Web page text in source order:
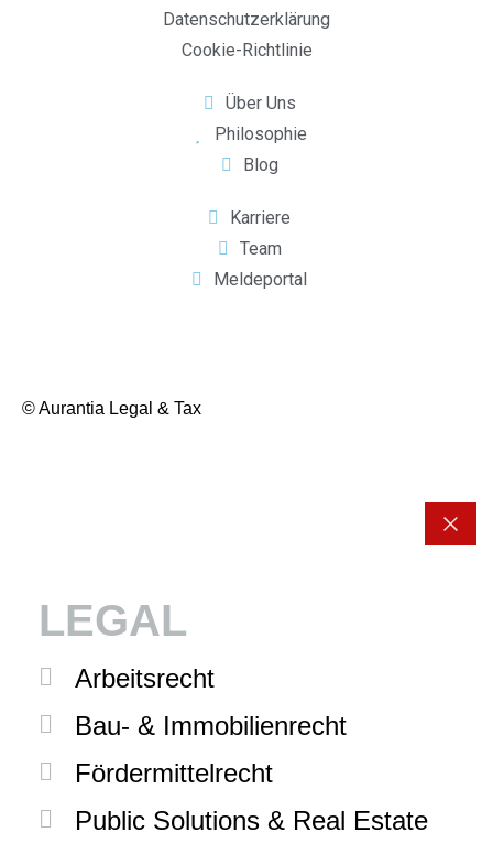
Datenschutzerklärung
Cookie-Richtlinie
Über Uns
Philosophie
Blog
Karriere
Team
Meldeportal
© Aurantia Legal & Tax
LEGAL
Arbeitsrecht
Bau- & Immobilienrecht
Fördermittelrecht
Public Solutions & Real Estate